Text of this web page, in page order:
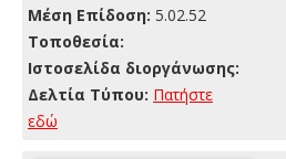
Μέση Επίδοση: 5.02.52
Τοποθεσία:
Ιστοσελίδα διοργάνωσης:
Δελτία Τύπου: Πατήστε
εδώ